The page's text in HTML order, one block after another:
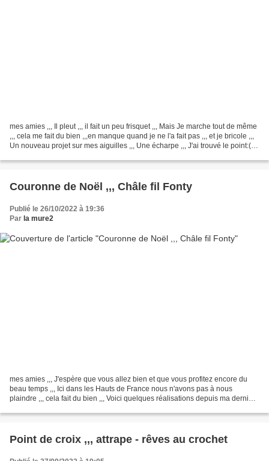
mes amies ,,, Il pleut ,,, il fait un peu frisquet ,,, Mais Je marche tout de même
,,, cela me fait du bien ,,,en manque quand je ne l'a fait pas ,,, et je bricole ,,,
Un nouveau projet sur mes aiguilles ,,, Une écharpe ,,, J'ai trouvé le point:(
Couronne de Noël ,,, Châle fil Fonty
Publié le 26/10/2022 à 19:36
Par la mure2
mes amies ,,, J'espère que vous allez bien et que vous profitez encore du
beau temps ,,, Ici dans les Hauts de France nous n'avons pas à nous
plaindre ,,, cela fait du bien ,,, Voici quelques réalisations depuis ma dernière
Point de croix ,,, attrape - rêves au crochet